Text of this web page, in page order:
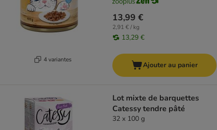
4 variantes
13,99 €
2,91 € / kg
13,29 €
Ajouter au panier
Lot mixte de barquettes
Catessy tendre pâté
32 x 100 g